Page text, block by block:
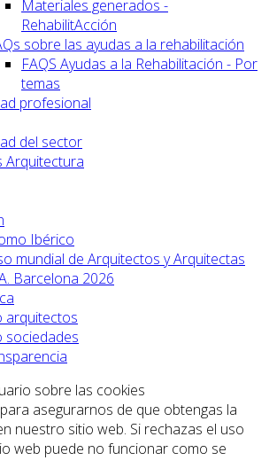
Materiales generados -
RehabilitAcción
sobre las ayudas a la rehabilitación
FAQS Ayudas a la Rehabilitación - Por
temas
profesional
del sector
Arquitectura
Ibérico
mundial de Arquitectos y Arquitectas
Barcelona 2026
arquitectos
sociedades
sobre las cookies
asegurarnos de que obtengas la
nuestro sitio web. Si rechazas el uso
web puede no funcionar como se